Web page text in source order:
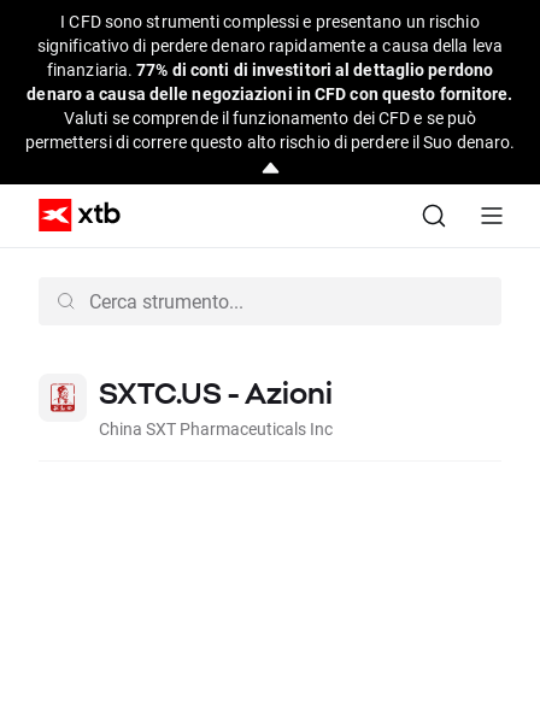
I CFD sono strumenti complessi e presentano un rischio
significativo di perdere denaro rapidamente a causa della leva
finanziaria.77% di conti di investitori al dettaglio perdono
denaro a causa delle negoziazioni in CFD con questo fornitore.
Valuti se comprende il funzionamento dei CFD e se può
permettersi di correre questo alto rischio di perdere il Suo denaro.
SXTC.US - Azioni
China SXT Pharmaceuticals Inc